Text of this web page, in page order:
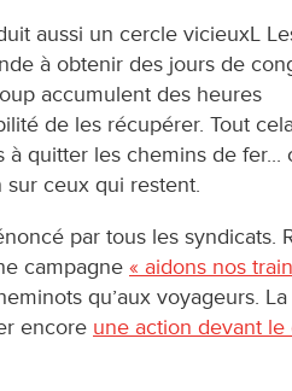
aussi un cercle vicieuxL
à obtenir des jours de
accumulent des heures
de les récupérer. Tout
quitter les chemins de fer...
ceux qui restent.
par tous les syndicats.
campagne « aidons nos
qu’aux voyageurs.
encore une action devant le